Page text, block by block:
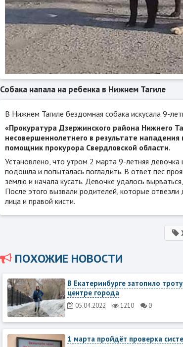
Собака напала на ребенка в Нижнем Тагиле
В Нижнем Тагиле бездомная собака искусала 9-
«Прокуратура Дзержинского района Нижнего
несовершеннолетнего в результате
помощник прокурора Свердловской области.
Установлено, что утром 2 марта 9-летняя
подошла и попыталась погладить. В ответ пес
землю и начала кусать. Девочке удалось
После этого вызвали родителей, которые
лица и правой кисти.
ПОХОЖИЕ НОВОСТИ
В Екатеринбурге затопило
центре города
05.04.2022 1210 0
1 марта пройдёт проверка